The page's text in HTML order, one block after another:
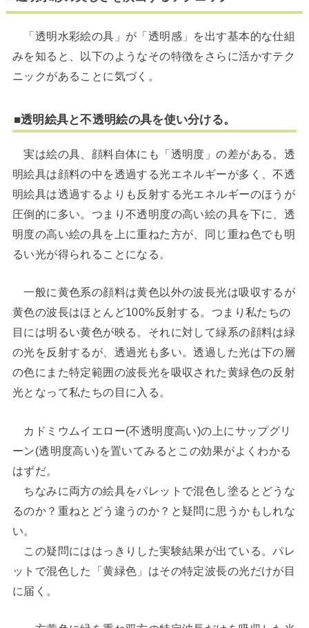
「透明水彩絵の具」が「透明感」を出す基本的な仕組
みを知ると、以下のようなその特徴をさらに活かすテク
ニックがあることに気づく。
■透明絵具と不透明絵の具を使い分ける。
実は絵の具、顔料自体にも「透明度」の差がある。透
明絵具は顔料の中を透過する光エネルギーが多く、不透
明絵具は透過するよりも反射する光エネルギーのほうが
圧倒的に多い。つまり不透明度の高い絵の具を下に、透
明度の高い絵の具を上に重ねた方が、同じ重ね色でも明
るい光が得られることになる。
一般に黄色系の顔料は黄色以外の波長光は吸収するが
黄色の波長はほとんど100%反射する。つまり私たちの
目には明るい黄色が映る。それに対して緑系の顔料は緑
の光を反射するが、透過光も多い。透過した光は下の層
の色にまた特定範囲の波長光を吸収された黄緑色の反射
光となって私たちの目に入る。
カドミウムイエロー(不透明度高い)の上にサップグリ
ーン(透明度高い)を置いてみるとこの効果がよくわかる
はずだ。
ちなみに両方の絵具をパレットで混色し塗るとどうな
るのか？重ねとどう違うのか？と疑問に思うかもしれな
い。
この疑問にははっきりした実験結果が出ている。パレ
ットで混色した「黄緑色」はその特定波長の光だけが目
に届く。